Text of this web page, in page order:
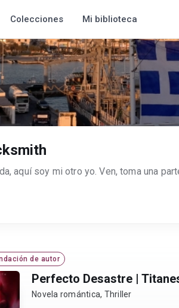
Colecciones Mi biblioteca
de autor
Perfecto Desastre |
Novela romántica, Thriller